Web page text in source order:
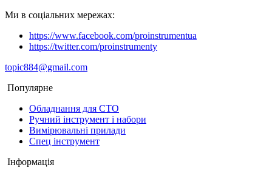
Ми в соціальних мережах:
https://www.facebook.com/proinstrumentua
https://twitter.com/proinstrumenty
topic884@gmail.com
Популярне
Обладнання для СТО
Ручний інструмент і набори
Вимірювальні прилади
Спец інструмент
Інформація